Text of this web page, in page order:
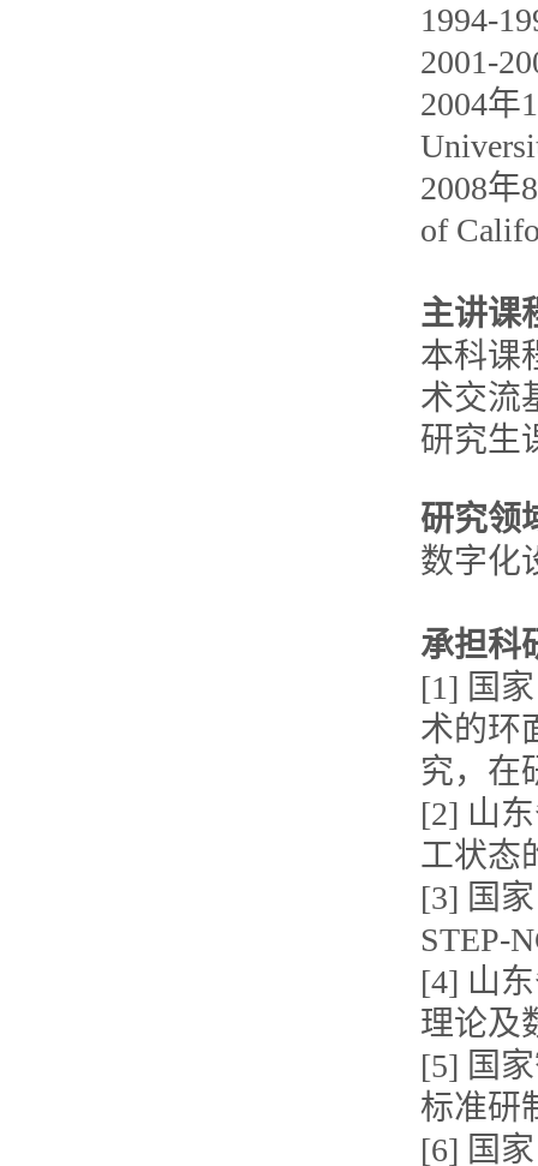
1994-
2001-
2004年
2008年
of
主讲课
本科课
术交流
研究生
研究领
数字化
承担科
[1] 国
术的环
究，在
[2] 山
工状态
[3] 国
STEP-
[4] 山
理论及
[5] 国
标准研
[6] 国